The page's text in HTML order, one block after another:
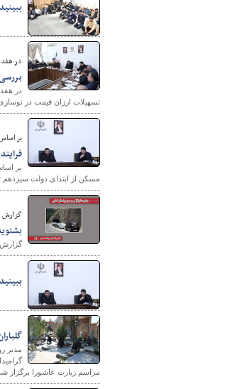
در
در
تسهیلات ارزان قیمت در
بر
فرایند
بر
مسکن از ابتدای دولت سیزدهم تا پایان اردیبهشت
گزارش
گزارش
مراسم زیارت عاشورا برگزار